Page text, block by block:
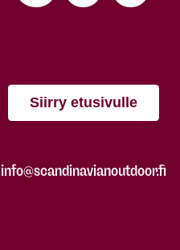
Siirry etusivulle
info@scandinavianoutdoor.fi